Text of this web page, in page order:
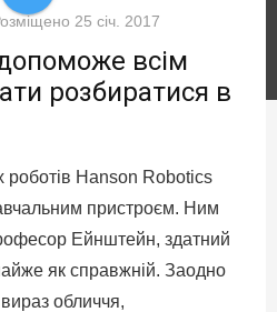
25 січ. 2017
всім
розбиратися в
роботів Hanson Robotics
пристроєм. Ним
Ейнштейн, здатний
як справжній. Заодно
обличчя,